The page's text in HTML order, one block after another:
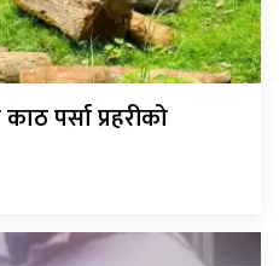
पर्सा प्रहरीको